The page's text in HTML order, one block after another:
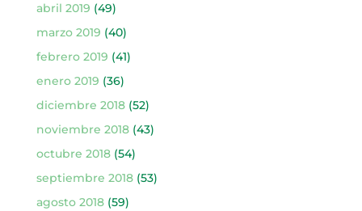
abril 2019 (49)
marzo 2019 (40)
febrero 2019 (41)
enero 2019 (36)
diciembre 2018(52)
noviembre 2018(43)
octubre 2018(54)
septiembre 2018(53)
agosto 2018(59)